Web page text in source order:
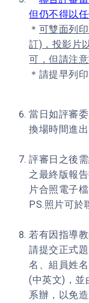
但仍不得以
＊ 可雙面列
訂)，投影片
可，但請注
＊請提早列
當日如評審
換場時間進
評審日之後
之最終版報
片合照電子
PS.照片可於
若有因指導
請提交正式
名、組員姓
(中英文)，並
系辦，以免